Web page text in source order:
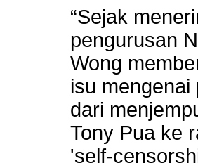
“Sejak
pengurusan
Wong
isu mengenai
dari
Tony Pua ke
'self-